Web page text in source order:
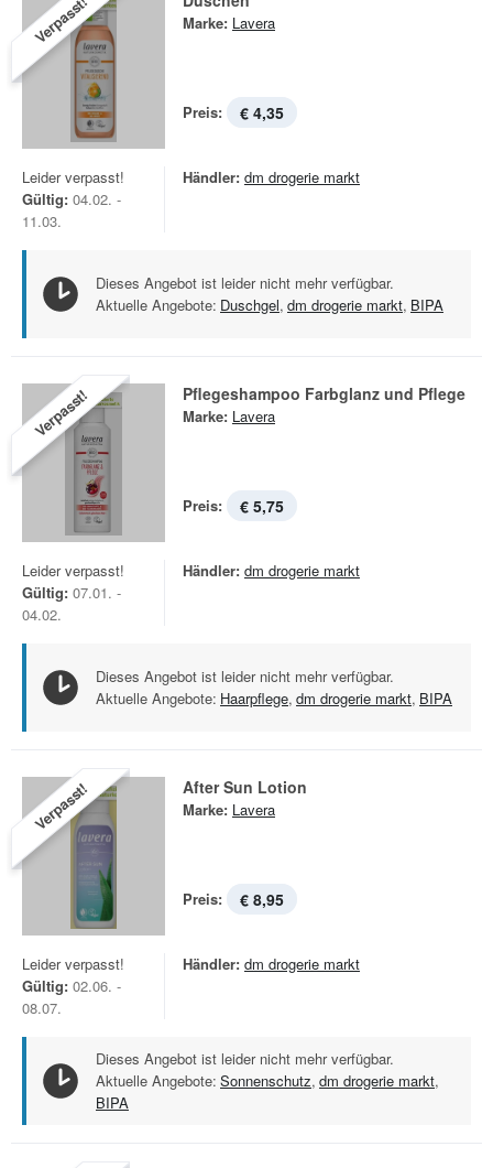
Verpasst! Marke: Lavera
Preis: € 4,35
Leider verpasst!
Gültig: 04.02. -
11.03.
Händler: dm drogerie markt
Dieses Angebot ist leider nicht mehr verfügbar.
Aktuelle Angebote: Duschgel, dm drogerie markt, BIPA
Verpasst! Pflegeshampoo Farbglanz und Pflege
Marke: Lavera
Preis: € 5,75
Leider verpasst!
Gültig: 07.01. -
04.02.
Händler: dm drogerie markt
Dieses Angebot ist leider nicht mehr verfügbar.
Aktuelle Angebote: Haarpflege, dm drogerie markt, BIPA
Verpasst! After Sun Lotion
Marke: Lavera
Preis: € 8,95
Leider verpasst!
Gültig: 02.06. -
08.07.
Händler: dm drogerie markt
Dieses Angebot ist leider nicht mehr verfügbar.
Aktuelle Angebote: Sonnenschutz, dm drogerie markt,
BIPA